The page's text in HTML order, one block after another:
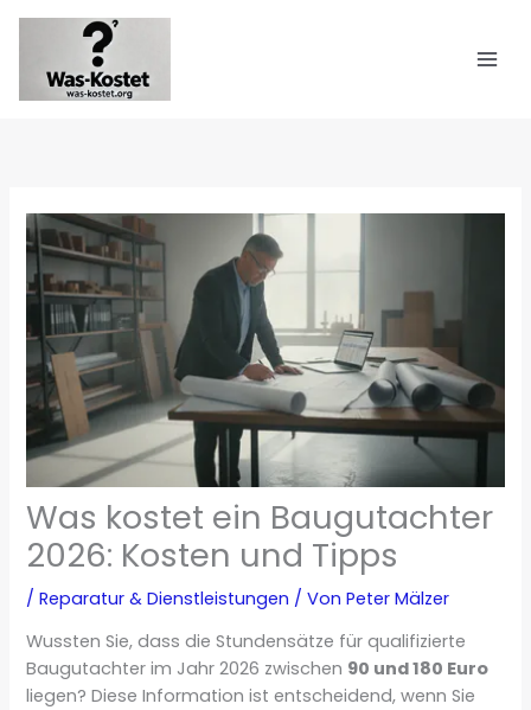
Zum
springen
Was kostet ein Baugutachter
2026: Kosten und Tipps
/Reparatur & Dienstleistungen / VonPeter Mälzer
Wussten Sie, dass die Stundensätze für qualifizierte
Baugutachter im Jahr 2026 zwischen 90 und 180 Euro
liegen? Diese Information ist entscheidend, wenn Sie